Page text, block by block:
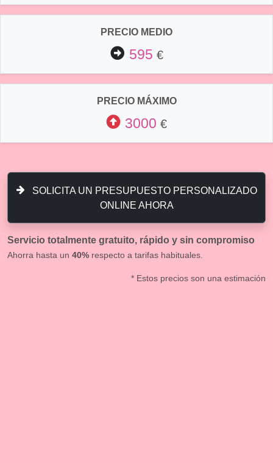
PRECIO MEDIO
595 €
PRECIO MÁXIMO
3000 €
SOLICITA UN PRESUPUESTO PERSONALIZADO
ONLINE AHORA
Servicio totalmente gratuito, rápido y sin compromiso
Ahorra hasta un 40% respecto a tarifas habituales.
* Estos precios son una estimación